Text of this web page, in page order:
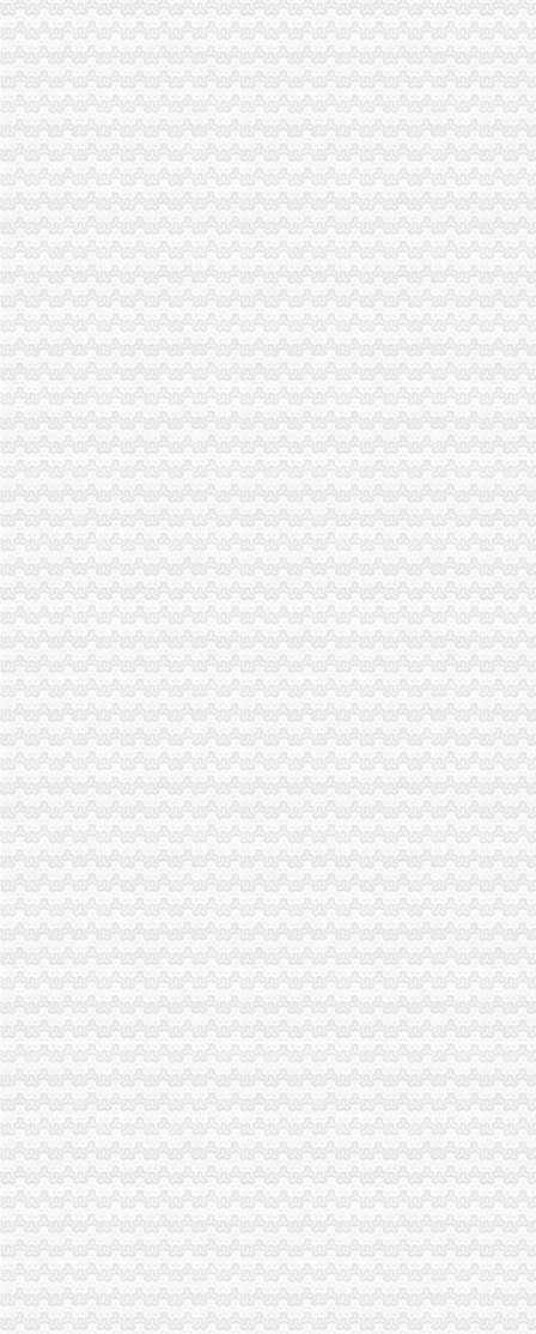
重庆财税_专业的财务、税收实务网站-亿企赢财税资讯
国家税务总局2015年持续加“规范税务”建设_部门新闻_新闻_中国
重庆沙坪坝门户网
【重庆财务/审计/税务招聘_新重庆财务/审计/税务招聘信息】-前程无忧
重庆市国家税务局关于纳税人2015年度关联申报等事项的提示-中国会
重庆代理记账、工商注册代理、重庆微型企业、商标注册、税务评估
【重庆亿源财税融资咨询代办营业执照营业哪家比较好】价格,厂家,
于老师,03月24日重庆税务筹划培训-中华品牌管理网
重庆市江津区地税局着力造办税服务“轻体验”-新华网
重庆地区代理工商注册、变更、代理记账、税务咨询可提供地
重庆地税：积推行“互联网+税务”提升服务质效-长江经济网
重庆市地方税务局、重庆市国土资源和房屋管理局<BR>关于暂停办理
重庆商裕工商咨询有限公司|工商咨询|代帐咨询|做账报税|税务代办|代
：：重庆市潼南区公众信息网：：-国税局
会计代理记帐、财税咨询、税务代理-重庆便民网
【江门注销税务注销公司企业停止运营不注销后果严重】-鹤山沙坪易
重庆江北区工商代办重庆沙坪坝区工商代办【渝盾】_其他加盟-中国
重庆国税关于金税三期工程上线办理有关涉税事项的公告_地方规-
重庆高档住宅土地增值税预征率上调至2%_东方财富网
重庆财税_专业的财务、税收实务网站-亿企赢财税资讯
重庆市国家税务局、重庆市地方税务局、重庆市工商管理局转发国
有重庆的朋友吗？你在天津过的还好吗？（转载）_天津_天涯论坛_天
重庆注册税务招聘_重庆注册税务招聘信息_智联重庆招聘网_找工作求
《重庆市国税小规模申报》_优秀范文十篇
重庆招聘税务专员_重庆弘昇管道有限公司招聘-汇博网
重庆税务登记证挂失电话-沙坪坝沙坪坝广告媒-重庆58同城
【税收管理】重庆市地方税务局关于印发《“三证合一、一照一码”
重庆地税的微博
重庆税务策划招聘_重庆税务策划招聘信息_智联重庆招聘网_找工作求
重庆沙坪坝门户网
重庆国税网上申报系统：
重庆营业执照代办【工商代办免费咨询】重庆益尚利财务管理有限公司
重庆财税公司-重庆亿源公司_重庆亿源_重庆市亿源财税咨询公司_重庆
代理记账|税务代理与咨询-重庆君立企业管理咨询有限公司
重庆高档住宅土地增值税预征率上调至2%_网易北京房产频道
重庆代理各项纳税申报-商务服务-久久信息网
【代理记帐、办理工商税务相关事宜等】厂家,价格,图片_重庆正青
重庆代理记账如何办理税务登记变更_搜狐其它_搜狐网
国务制办公室地方规章重庆市税收征管保障办
重庆财务会计-税务招聘-新百胜餐饮（武汉）有限公司招聘信息_重庆
以增经济发展动力为遵循重庆市国税局扎实推进税收改革-新华网
重庆高档住宅土地增值税预征率上调至2%_国内新闻_烟台房产网_买
重庆市税收征管保障办-重庆农业农村信息网
重庆市旭鑫工商税务咨询有限公司-百姓网
重庆亿源财税
“营改增”政策深度解析与操作实务专题李老师,04月16日重庆税
立信税务师事务所有限公司重庆分公司
重庆发票新规定,税务金四期上线！-企业税收优惠政策-重庆市黔江